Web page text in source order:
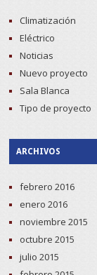
Climatización
Eléctrico
Noticias
Nuevo proyecto
Sala Blanca
Tipo de proyecto
ARCHIVOS
febrero 2016
enero 2016
noviembre 2015
octubre 2015
julio 2015